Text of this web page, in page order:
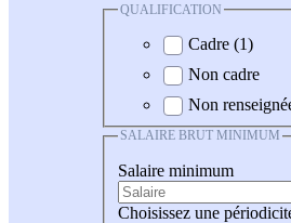
QUALIFICATION
Cadre (1)
Non cadre
Non
SALAIRE BRUT MINIMUM
Salaire minimum
Choisissez une